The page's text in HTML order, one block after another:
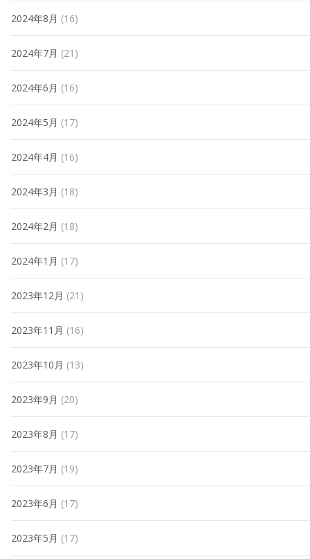
2024年8月 (16)
2024年7月 (21)
2024年6月 (16)
2024年5月 (17)
2024年4月 (16)
2024年3月 (18)
2024年2月 (18)
2024年1月 (17)
2023年12月 (21)
2023年11月 (16)
2023年10月 (13)
2023年9月 (20)
2023年8月 (17)
2023年7月 (19)
2023年6月 (17)
2023年5月 (17)